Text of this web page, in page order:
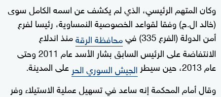
وكان المتهم الرئيسي، الذي لم يكشف عن ‌اسمه الكامل سوى
(خالد ‌ال.ح) وفقا لقواعد الخصوصية النمساوية، رئيسا لفرع
أمن الدولة (الفرع 335) في
محافظة الرقةمنذ اندلاع
الانتفاضة على الرئيس السابق بشار الأسد عام 2011 وحتى
عام 2013، حين سيطر
الجيش السوري الحر على المدينة.
وقال أمام ‌المحكمة إنه ساعد في تسهيل ‌عملية الاستيلاء ⁠وفر